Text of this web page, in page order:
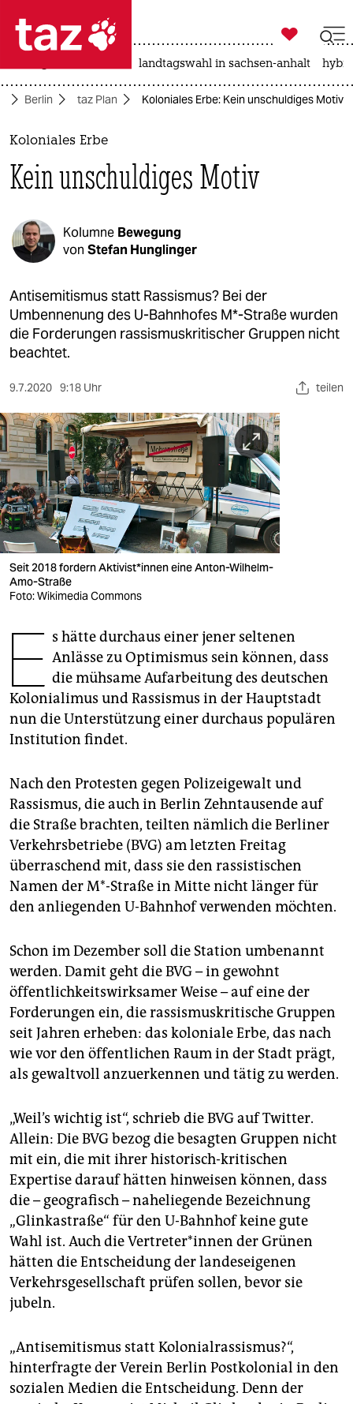
 taz zahl ich
taz zahl ich
themen
politik
öko
gesellschaft
kultur
sport
berlin
nord
wahrheit
verlag
verlag
veranstaltungen
shop
fragen & hilfe
genossenschaft
epaper login

taz zahl ich
landtagswahl in sachsen-anhalt
Berlin taz Plan Koloniales Erbe: Kein unschuldiges Motiv
Koloniales Erbe
Kein unschuldiges Motiv
Kolumne Bewegung
von Stefan Hunglinger
Antisemitismus statt Rassismus? Bei der
Umbennenung des U-Bahnhofes M*-Straße wurden
die Forderungen rassismuskritischer Gruppen nicht
beachtet.
9.7.2020 9:18 Uhr teilen
Seit 2018 fordern Aktivist*innen eine Anton-Wilhelm-
Amo-Straße
Foto: Wikimedia Commons
E s hätte durchaus einer jener seltenen
Anlässe zu Optimismus sein können, dass
die mühsame Aufarbeitung des deutschen
Kolonialimus und Rassismus in der Hauptstadt
nun die Unterstützung einer durchaus populären
Institution findet.
Nach den Protesten gegen Polizeigewalt und
Rassismus, die auch in Berlin Zehntausende auf
die Straße brachten, teilten nämlich die Berliner
Verkehrsbetriebe (BVG) am letzten Freitag
überraschend mit, dass sie den rassistischen
Namen der M*-Straße in Mitte nicht länger für
den anliegenden U-Bahnhof verwenden möchten.
Schon im Dezember soll die Station umbenannt
werden. Damit geht die BVG – in gewohnt
öffentlichkeitswirksamer Weise – auf eine der
Forderungen ein, die rassismuskritische Gruppen
seit Jahren erheben: das koloniale Erbe, das nach
wie vor den öffentlichen Raum in der Stadt prägt,
als gewaltvoll anzuerkennen und tätig zu werden.
„Weil’s wichtig ist“, schrieb die BVG auf Twitter.
Allein: Die BVG bezog die besagten Gruppen nicht
mit ein, die mit ihrer historisch-kritischen
Expertise darauf hätten hinweisen können, dass
die – geografisch – naheliegende Bezeichnung
„Glinkastraße“ für den U-Bahnhof keine gute
Wahl ist. Auch die Vertreter*innen der Grünen
hätten die Entscheidung der landeseigenen
Verkehrsgesellschaft prüfen sollen, bevor sie
jubeln.
„Antisemitismus statt Kolonialrassismus?“,
hinterfragte der Verein Berlin Postkolonial in den
sozialen Medien die Entscheidung. Denn der